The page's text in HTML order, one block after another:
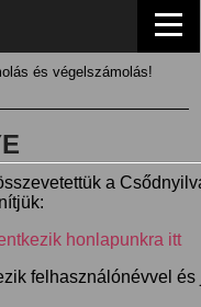
és végelszámolás!
a
honlapunkra itt
felhasználónévvel